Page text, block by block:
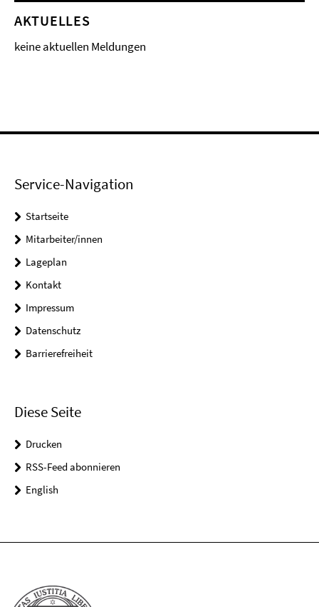
AKTUELLES
keine aktuellen Meldungen
Service-Navigation
Startseite
Mitarbeiter/innen
Lageplan
Kontakt
Impressum
Datenschutz
Barrierefreiheit
Diese Seite
Drucken
RSS-Feed abonnieren
English